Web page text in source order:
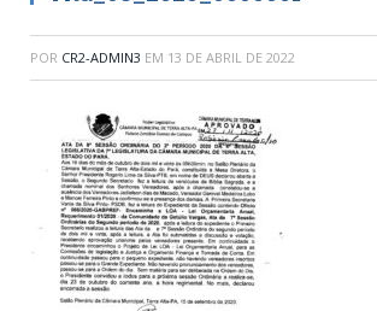
POR CR2-ADMIN3 EM 13 DE ABRIL DE 2022